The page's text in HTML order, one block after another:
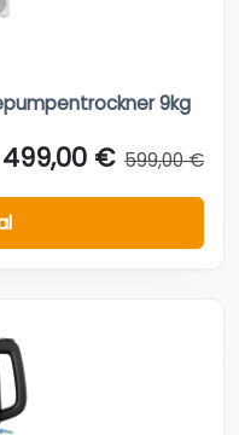
9kg
499,00 € 599,00 €